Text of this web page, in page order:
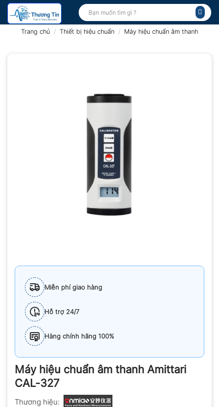
Bỏ
qua
Tìm
kiếm:
Trang chủ / Thiết bị hiệu chuẩn / Máy hiệu chuẩn âm thanh
Miễn phí giao hàng
Hỗ trợ 24/7
Hàng chính hãng 100%
Máy hiệu chuẩn âm thanh Amittari
CAL-327
Thương hiệu: